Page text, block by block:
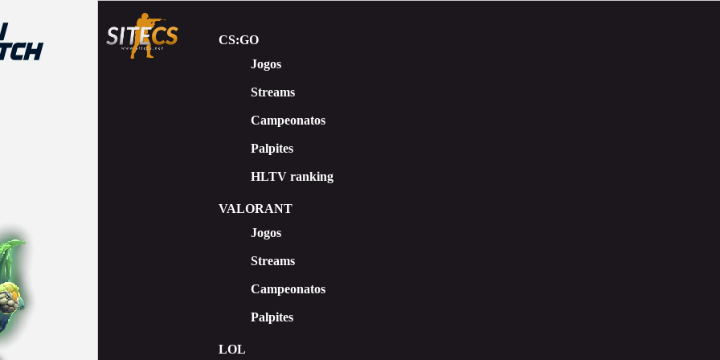
CS:GO
Jogos
Streams
Сampeonatos
Palpites
HLTV ranking
VALORANT
Jogos
Streams
Campeonatos
Palpites
LOL